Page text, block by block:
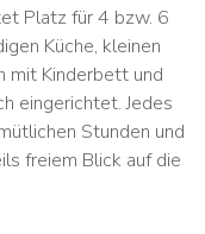
Platz für 4 bzw. 6
Küche, kleinen
mit Kinderbett und
eingerichtet. Jedes
Stunden und
freiem Blick auf die